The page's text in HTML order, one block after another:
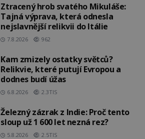
Ztracený hrob svatého Mikuláše:
Tajná výprava, která odnesla
nejslavnější relikvii do Itálie
7.8.2026 962
Kam zmizely ostatky světců?
Relikvie, které putují Evropou a
dodnes budí úžas
6.8.2026 2.3TIS
Železný zázrak z Indie: Proč tento
sloup už 1 600 let nezná rez?
5.8.2026 2.5TIS